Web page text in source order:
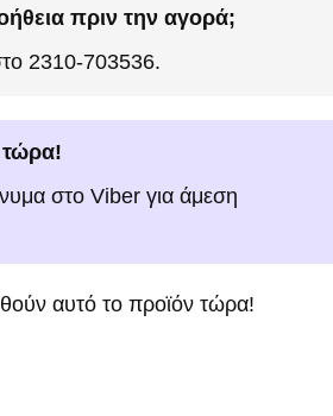
πριν την αγορά;
2310-703536.
στο Viber για άμεση
αυτό το προϊόν τώρα!